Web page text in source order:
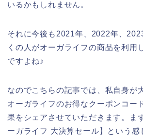
いるかもしれません。
それに今後も2021年、2022年、
くの人がオーガライフの商品を利用
ですよね♪
なのでこちらの記事では、私自身が
オーガライフのお得なクーポンコー
果をシェアさせていただきます。ま
ーガライフ 大決算セール】という感